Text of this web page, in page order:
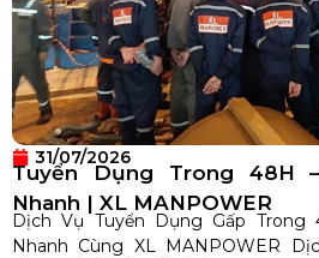
31/07/2026
Tuyển Dụng Trong 48H
Nhanh | XL MANPOWER
Dịch Vụ Tuyển Dụng Gấp Trong
Nhanh Cùng XL MANPOWER